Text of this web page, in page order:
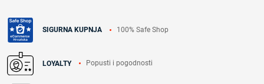
SIGURNA KUPNJA 100% Safe Shop
LOYALTY Popusti i pogodnosti